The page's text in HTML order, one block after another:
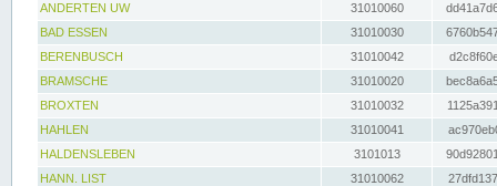
ANDERTEN UW
31010060
BAD ESSEN
31010030
BERENBUSCH
31010042
BRAMSCHE
31010020
BROXTEN
31010032
HAHLEN
31010041
HALDENSLEBEN
3101013
HANN. LIST
31010062